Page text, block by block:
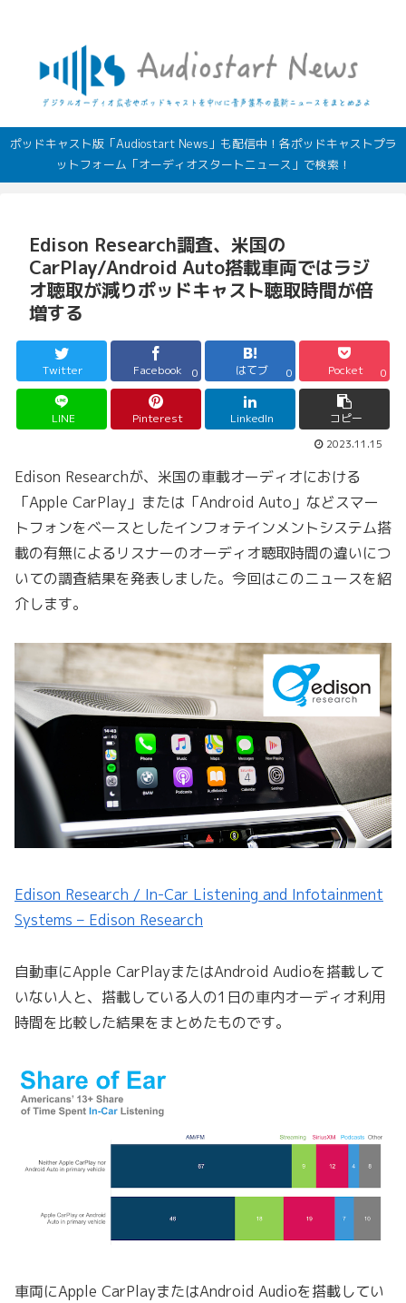
ポッドキャスト版「Audiostart News」も配信中！各ポッドキャストプラ
ットフォーム「オーディオスタートニュース」で検索！
Edison Research調査、米国の
CarPlay/Android Auto搭載車両ではラジ
オ聴取が減りポッドキャスト聴取時間が倍
増する
Twitter Facebook 0 はてブ 0 Pocket 0
LINE Pinterest LinkedIn コピー
2023.11.15
Edison Researchが、米国の車載オーディオにおける
「Apple CarPlay」または「Android Auto」などスマー
トフォンをベースとしたインフォテインメントシステム搭
載の有無によるリスナーのオーディオ聴取時間の違いにつ
いての調査結果を発表しました。今回はこのニュースを紹
介します。
Edison Research / In-Car Listening and Infotainment
Systems – Edison Research
自動車にApple CarPlayまたはAndroid Audioを搭載して
いない人と、搭載している人の1日の車内オーディオ利用
時間を比較した結果をまとめたものです。
車両にApple CarPlayまたはAndroid Audioを搭載してい